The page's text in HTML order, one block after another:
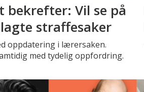
bekrefter: Vil se på
straffesaker
oppdatering i lærersaken.
med tydelig oppfordring.